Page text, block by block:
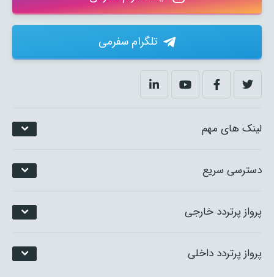
پرواز پرتردد داخلی
پرواز پرتردد خارجی
دسترسی سریع
لینک های مهم
تلگرام سفرمی